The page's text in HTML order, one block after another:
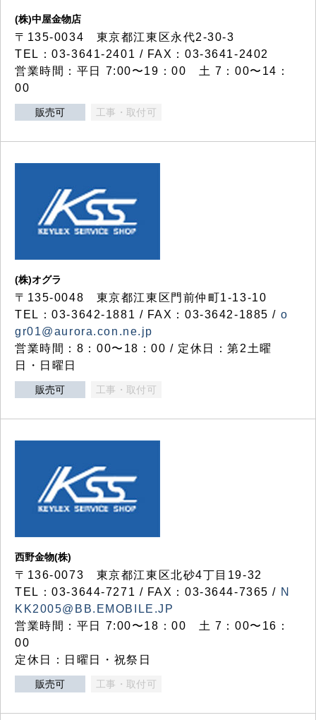
(株)中屋金物店
〒135-0034 東京都江東区永代2-30-3
TEL：03-3641-2401 / FAX：03-3641-2402
営業時間：平日 7:00〜19：00 土 7：00〜14：
00
販売可 工事・取付可
(株)オグラ
〒135-0048 東京都江東区門前仲町1-13-10
TEL：03-3642-1881 / FAX：03-3642-1885 / o
gr01@aurora.con.ne.jp
営業時間：8：00〜18：00 / 定休日：第2土曜
日・日曜日
販売可 工事・取付可
西野金物(株)
〒136-0073 東京都江東区北砂4丁目19-32
TEL：03‐3644‐7271 / FAX：03-3644-7365 / N
KK2005@BB.EMOBILE.JP
営業時間：平日 7:00〜18：00 土 7：00〜16：
00
定休日：日曜日・祝祭日
販売可 工事・取付可